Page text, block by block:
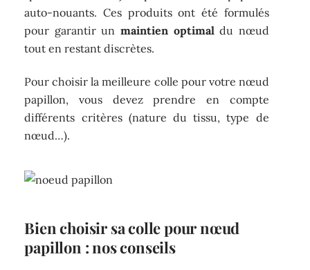
auto-nouants. Ces produits ont été formulés
pour garantir un maintien optimaldu nœud
tout en restant discrètes.
Pour choisir la meilleure colle pour votre nœud
papillon, vous devez prendre en compte
différents critères (nature du tissu, type de
nœud…).
Bien choisir sa colle pour nœud
papillon : nos conseils